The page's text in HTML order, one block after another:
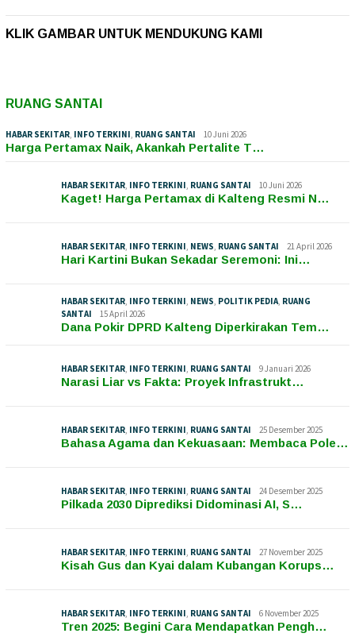
KLIK GAMBAR UNTUK MENDUKUNG KAMI
RUANG SANTAI
HABAR SEKITAR, INFO TERKINI, RUANG SANTAI 10 Juni 2026
Harga Pertamax Naik, Akankah Pertalite T…
HABAR SEKITAR, INFO TERKINI, RUANG SANTAI 10 Juni 2026
Kaget! Harga Pertamax di Kalteng Resmi N…
HABAR SEKITAR, INFO TERKINI, NEWS, RUANG SANTAI 21 April 2026
Hari Kartini Bukan Sekadar Seremoni: Ini…
HABAR SEKITAR, INFO TERKINI, NEWS, POLITIK PEDIA, RUANG
SANTAI
15 April 2026
Dana Pokir DPRD Kalteng Diperkirakan Tem…
HABAR SEKITAR, INFO TERKINI, RUANG SANTAI 9 Januari 2026
Narasi Liar vs Fakta: Proyek Infrastrukt…
HABAR SEKITAR, INFO TERKINI, RUANG SANTAI 25 Desember 2025
Bahasa Agama dan Kekuasaan: Membaca Pole…
HABAR SEKITAR, INFO TERKINI, RUANG SANTAI 24 Desember 2025
Pilkada 2030 Diprediksi Didominasi AI, S…
HABAR SEKITAR, INFO TERKINI, RUANG SANTAI 27 November 2025
Kisah Gus dan Kyai dalam Kubangan Korups…
HABAR SEKITAR, INFO TERKINI, RUANG SANTAI 6 November 2025
Tren 2025: Begini Cara Mendapatkan Pengh…